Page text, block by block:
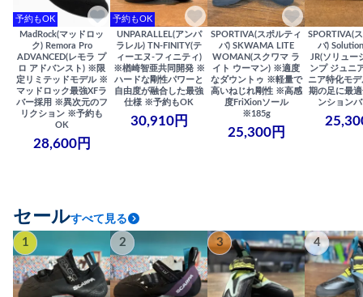
予約もOK
MadRock(マッドロッ
ク) Remora Pro
ADVANCED(レモラ プ
ロ アドバンスト) ※限
定リミテッドモデル ※
マッドロック最強XFラ
バー採用 ※異次元のフ
リクション ※予約も
OK
28,600円
予約もOK
UNPARALLEL(アンパ
ラレル) TN-FINITY(テ
ィーエヌ-フィニティ)
※楢崎智亜共同開発 ※
ハードな剛性パワーと
自由度が融合した最強
仕様 ※予約もOK
30,910円
SPORTIVA(スポルティ
バ) SKWAMA LITE
WOMAN(スクワマ ラ
イト ウーマン) ※適度
なダウントゥ ※軽量で
高いねじれ剛性 ※高感
度FriXionソール
※185g
25,300円
SPORTIVA(
バ)
JR(ソリュー
ンプ ジュニ
ニア特化モ
期の足に最
ンション
セールすべて見る
1 2 3 4